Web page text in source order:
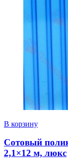
В корзину
Сотовый
2,1×12 м, люкс